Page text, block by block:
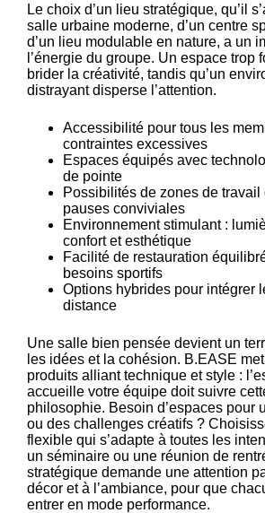
Le choix d’un lieu stratégique, qu’il
salle urbaine moderne, d’un centre
d’un lieu modulable en nature, a un
l’énergie du groupe. Un espace trop
brider la créativité, tandis qu’un
distrayant disperse l’attention.
Accessibilité pour tous les
contraintes excessives
Espaces équipés avec
de pointe
Possibilités de zones de travail
pauses conviviales
Environnement stimulant :
confort et esthétique
Facilité de restauration
besoins sportifs
Options hybrides pour intégrer
distance
Une salle bien pensée devient un
les idées et la cohésion. B.EASE
produits alliant technique et style :
accueille votre équipe doit suivre
philosophie. Besoin d’espaces pour
ou des challenges créatifs ?
flexible qui s’adapte à toutes les
un séminaire ou une réunion de
stratégique demande une attention
décor et à l’ambiance, pour que
entrer en mode performance.